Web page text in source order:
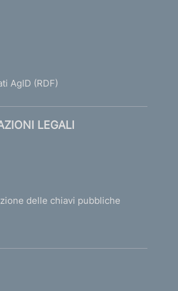
AgID (RDF)
LEGALI
delle chiavi pubbliche